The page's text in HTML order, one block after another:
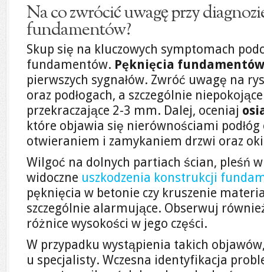
Na co zwrócić uwagę przy
fundamentów?
Skup się na kluczowych symptomach
fundamentów. Pęknięcia fundamentów
pierwszych sygnałów. Zwróć uwagę na
oraz podłogach, a szczególnie
przekraczające 2-3 mm. Dalej, oceniaj
które objawia się nierównościami
otwieraniem i zamykaniem drzwi oraz
Wilgoć na dolnych partiach ścian, pleśń
widoczne uszkodzenia konstrukcji
pęknięcia w betonie czy kruszenie
szczególnie alarmujące. Obserwuj
różnice wysokości w jego części.
W przypadku wystąpienia takich
u specjalisty. Wczesna identyfikacja